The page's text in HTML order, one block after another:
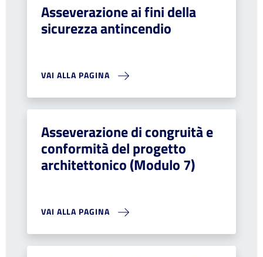
Asseverazione ai fini della
sicurezza antincendio
VAI ALLA PAGINA
Asseverazione di congruità e
conformità del progetto
architettonico (Modulo 7)
VAI ALLA PAGINA